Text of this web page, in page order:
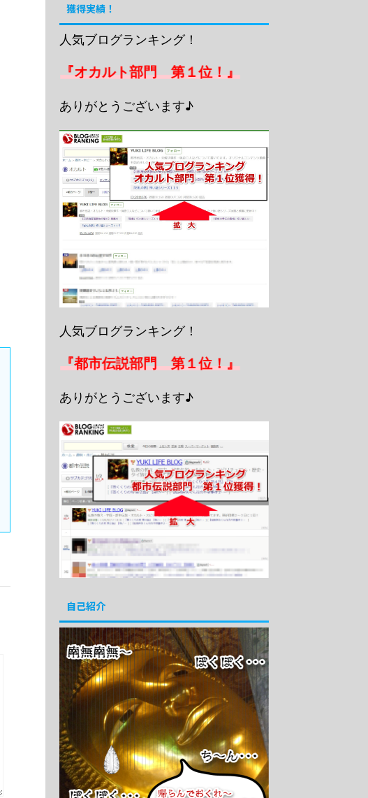
獲得実績！
人気ブログランキング！
『オカルト部門 第１位！』
ありがとうございます♪
人気ブログランキング！
『都市伝説部門 第１位！』
ありがとうございます♪
自己紹介